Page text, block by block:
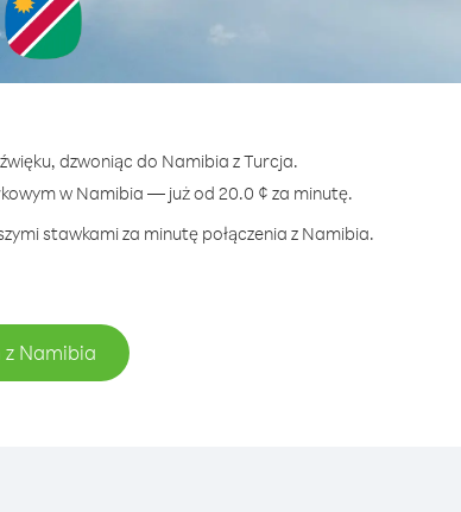
dzwoniąc do Namibia z Turcja.
w Namibia — już od 20.0 ¢ za minutę.
stawkami za minutę połączenia z Namibia.
z Namibia